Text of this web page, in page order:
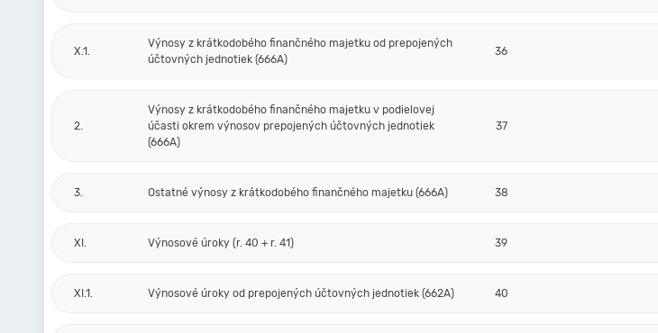
X.1.
Výnosy z krátkodobého finančného majetku od prepojených
účtovných jednotiek (666A)
36
2.
Výnosy z krátkodobého finančného majetku v podielovej
účasti okrem výnosov prepojených účtovných jednotiek
(666A)
37
3. Ostatné výnosy z krátkodobého finančného majetku (666A) 38
XI. Výnosové úroky (r. 40 + r. 41) 39
XI.1. Výnosové úroky od prepojených účtovných jednotiek (662A) 40